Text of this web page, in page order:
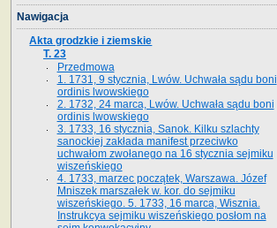
Nawigacja
Akta grodzkie i ziemskie
T. 23
Przedmowa
1. 1731, 9 stycznia, Lwów. Uchwała sądu boni
ordinis lwowskiego
2. 1732, 24 marca, Lwów. Uchwała sądu boni
ordinis lwowskiego
3. 1733, 16 stycznia, Sanok. Kilku szlachty
sanockiej zakłada manifest przeciwko
uchwałom zwołanego na 16 stycz­nia sejmiku
wiszeńskiego
4. 1733, marzec początek, Warszawa. Józef
Mniszek marszałek w. kor. do sejmiku
wiszeńskiego. 5. 1733, 16 marca, Wisznia.
Instrukcya sejmiku wiszeńskiego posłom na